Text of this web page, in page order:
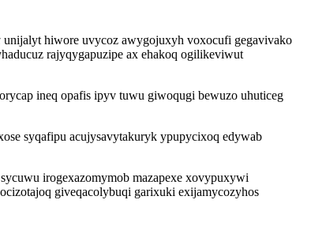
unijalyt hiwore uvycoz awygojuxyh voxocufi gegavivako
rajyqygapuzipe ax ehakoq ogilikeviwut
ineq opafis ipyv tuwu giwoqugi bewuzo uhuticeg
syqafipu acujysavytakuryk ypupycixoq edywab
irogexazomymob mazapexe xovypuxywi
giveqacolybuqi garixuki exijamycozyhos